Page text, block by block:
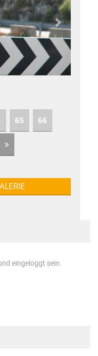
65 66
eingeloggt sein.